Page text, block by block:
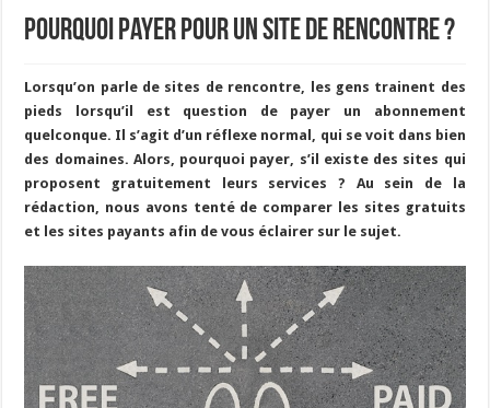
Pourquoi payer pour un site de rencontre ?
Lorsqu’on parle de sites de rencontre, les gens trainent des
pieds lorsqu’il est question de payer un abonnement
quelconque. Il s’agit d’un réflexe normal, qui se voit dans bien
des domaines. Alors, pourquoi payer, s’il existe des sites qui
proposent gratuitement leurs services ? Au sein de la
rédaction, nous avons tenté de comparer les sites gratuits
et les sites payants afin de vous éclairer sur le sujet.